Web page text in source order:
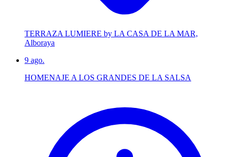
TERRAZA LUMIERE by LA CASA DE LA MAR,
Alboraya
9 ago.
HOMENAJE A LOS GRANDES DE LA SALSA